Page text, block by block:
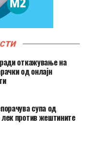
откажување на
од онлајн
супа од
против жештините